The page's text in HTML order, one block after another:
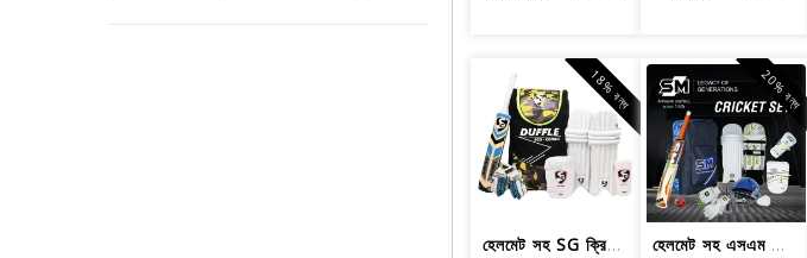
হেলমেট সহ SG ক্রিকেট কিট জুনিয়র থেকে...
18% বন্ধ
হেলমেট সহ এসএম ক্রিকেট কিট জুনিয়র থে...
20% বন্ধ